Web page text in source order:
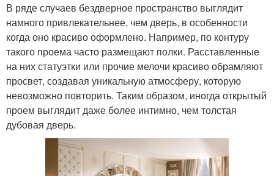
В ряде случаев бездверное пространство выглядит
намного привлекательнее, чем дверь, в особенности
когда оно красиво оформлено. Например, по контуру
такого проема часто размещают полки. Расставленные
на них статуэтки или прочие мелочи красиво обрамляют
просвет, создавая уникальную атмосферу, которую
невозможно повторить. Таким образом, иногда открытый
проем выглядит даже более интимно, чем толстая
дубовая дверь.